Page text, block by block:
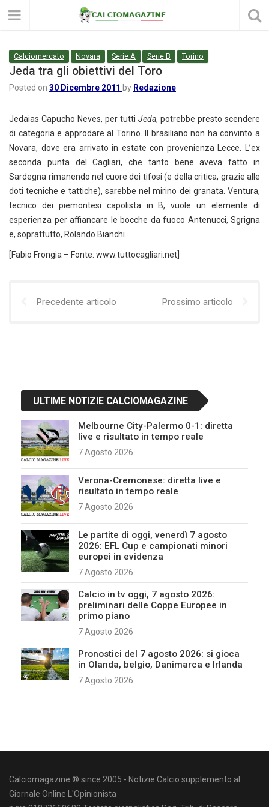
Calciomercato Novara Serie A Serie B Torino
Jeda tra gli obiettivi del Toro
Posted on 30 Dicembre 2011 by Redazione
Jedaias Capucho Neves, per tutti Jeda, potrebbe presto scendere
di categoria e approdare al Torino. Il brasiliano non ha convinto a
Novara, dove era arrivato in estate con provenienza Lecce. L’ex
seconda punta del Cagliari, che tanto bene aveva fatto in
Sardegna rimanendo nel cuore dei tifosi (e della critica, grazie alle
doti tecniche e tattiche), sarebbe nel mirino dei granata. Ventura,
tecnico dei piemontesi capolista in B, vuole un elemente di
esperienza per affiancare le bocche da fuoco Antenucci, Sgrigna
e, soprattutto, Rolando Bianchi.
[Fabio Frongia – Fonte: www.tuttocagliari.net]
Precedente articolo Prossimo articolo
ULTIME NOTIZIE CALCIOMAGAZINE
Melbourne City-Palermo 0-1: diretta
live e risultato in tempo reale
7 Agosto 2026
Verona-Cremonese: diretta live e
risultato in tempo reale
7 Agosto 2026
Le partite di oggi, venerdì 7 agosto
2026: EFL Cup e campionati minori
europei in evidenza
7 Agosto 2026
Calcio in tv oggi, 7 agosto 2026:
preliminari delle Coppe Europee in
primo piano
7 Agosto 2026
Pronostici del 7 agosto 2026: si gioca
in Olanda, belgio, Danimarca e Irlanda
7 Agosto 2026
Calciomagazine ® since 2005 - Notizie Calcio supplemento al
Giornale Online L'Opinionista